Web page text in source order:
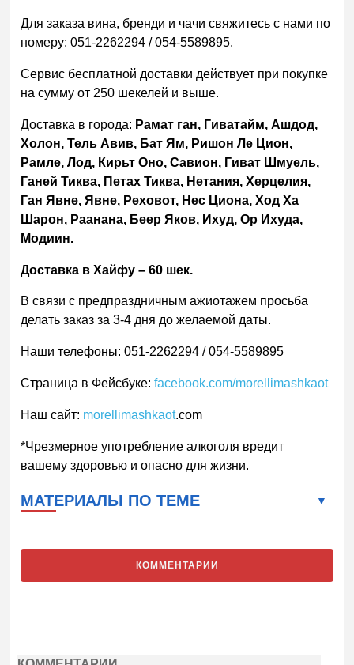
Для заказа вина, бренди и чачи свяжитесь с нами по
номеру: 051-2262294 / 054-5589895.
Сервис бесплатной доставки действует при покупке
на сумму от 250 шекелей и выше.
Доставка в города: Рамат ган, Гиватайм, Ашдод,
Холон, Тель Авив, Бат Ям, Ришон Ле Цион,
Рамле, Лод, Кирьт Оно, Савион, Гиват Шмуель,
Ганей Тиква, Петах Тиква, Нетания, Херцелия,
Ган Явне, Явне, Реховот, Нес Циона, Ход Ха
Шарон, Раанана, Беер Яков, Ихуд, Ор Ихуда,
Модиин.
Доставка в Хайфу – 60 шек.
В связи с предпраздничным ажиотажем просьба
делать заказ за 3-4 дня до желаемой даты.
Наши телефоны: 051-2262294 / 054-5589895
Страница в Фейсбуке:facebook.com/morellimashkaot
Наш сайт: morellimashkaot.com
*Чрезмерное употребление алкоголя вредит
вашему здоровью и опасно для жизни.
МАТЕРИАЛЫ ПО ТЕМЕ
КОММЕНТАРИИ